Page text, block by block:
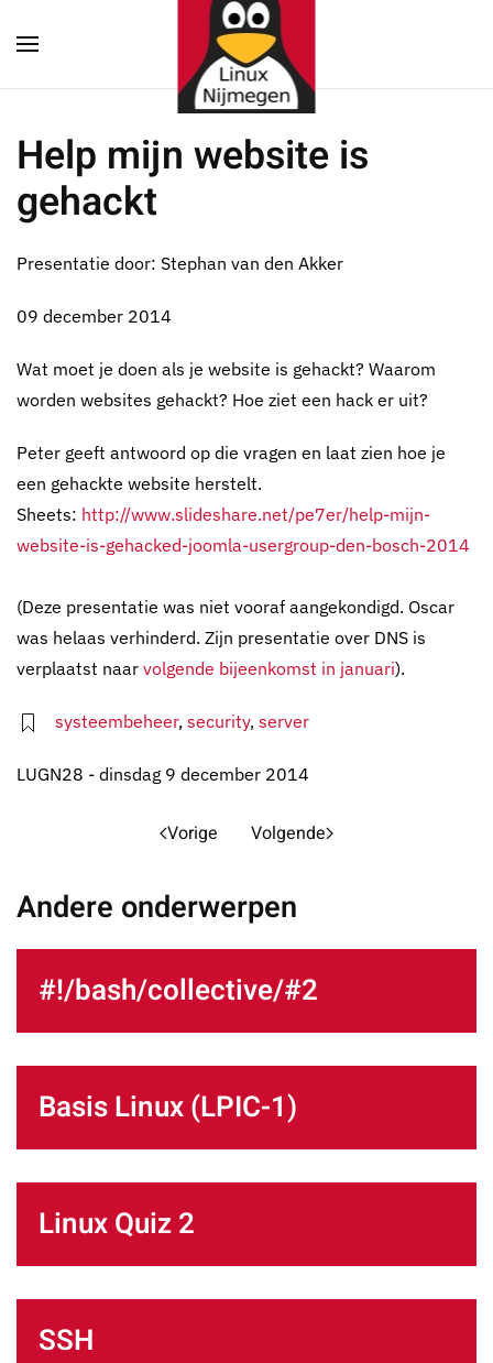
Terug naar hoofdinhoud
Help mijn website is
gehackt
Presentatie door: Stephan van den Akker
09 december 2014
Wat moet je doen als je website is gehackt? Waarom
worden websites gehackt? Hoe ziet een hack er uit?
Peter geeft antwoord op die vragen en laat zien hoe je
een gehackte website herstelt.
Sheets: http://www.slideshare.net/pe7er/help-mijn-
website-is-gehacked-joomla-usergroup-den-bosch-2014
(Deze presentatie was niet vooraf aangekondigd. Oscar
was helaas verhinderd. Zijn presentatie over DNS is
verplaatst naar volgende bijeenkomst in januari).
systeembeheer, security, server
LUGN28 - dinsdag 9 december 2014
Vorige Volgende
Andere onderwerpen
#!/bash/collective/#2
Basis Linux (LPIC-1)
Linux Quiz 2
SSH